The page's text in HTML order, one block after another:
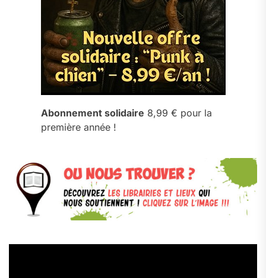
Abonnement solidaire 8,99 € pour la
première année !